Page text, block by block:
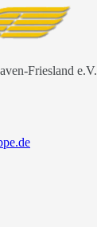
Friesland e.V.